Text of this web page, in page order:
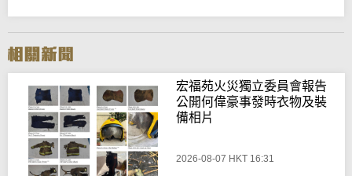
宏福苑火災獨立委員會報告
公開何偉豪事發時衣物及裝
備相片
2026-08-07 HKT 16:31